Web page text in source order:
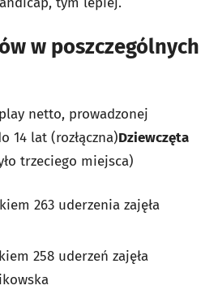
w poszczególnych
netto, prowadzonej
14 lat (rozłączna)Dziewczęta
trzeciego miejsca)
263 uderzenia zajęła
258 uderzeń zajęła